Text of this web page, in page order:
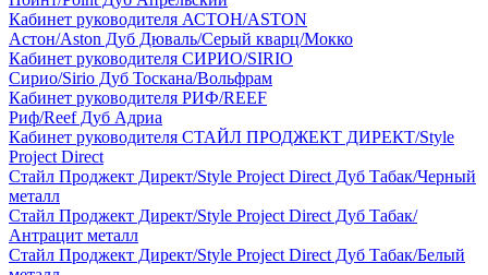
Кабинет руководителя АСТОН/ASTON
Астон/Aston Дуб Дюваль/Серый кварц/Мокко
Кабинет руководителя СИРИО/SIRIO
Сирио/Sirio Дуб Тоскана/Вольфрам
Кабинет руководителя РИФ/REEF
Риф/Reef Дуб Адриа
Кабинет руководителя СТАЙЛ ПРОДЖЕКТ ДИРЕКТ/Style
Project Direct
Стайл Проджект Директ/Style Project Direct Дуб Табак/Черный
металл
Стайл Проджект Директ/Style Project Direct Дуб Табак/
Антрацит металл
Стайл Проджект Директ/Style Project Direct Дуб Табак/Белый